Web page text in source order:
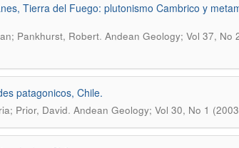
Tierra del Fuego: plutonismo Cambrico y
Pankhurst, Robert. Andean Geology; Vol 37, No
patagonicos, Chile.
Prior, David. Andean Geology; Vol 30, No 1